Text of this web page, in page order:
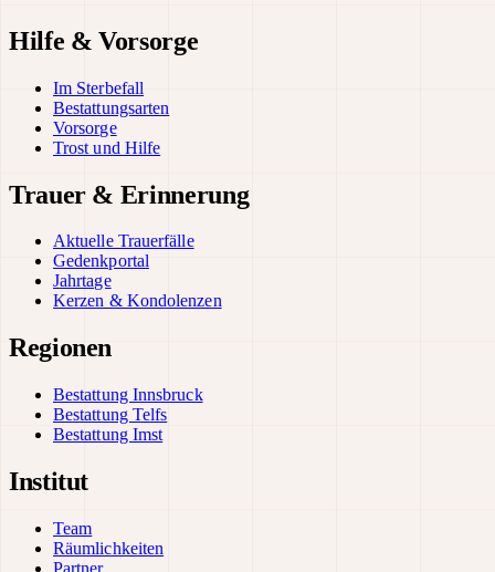
Hilfe & Vorsorge
Im Sterbefall
Bestattungsarten
Vorsorge
Trost und Hilfe
Trauer & Erinnerung
Aktuelle Trauerfälle
Gedenkportal
Jahrtage
Kerzen & Kondolenzen
Regionen
Bestattung Innsbruck
Bestattung Telfs
Bestattung Imst
Institut
Team
Räumlichkeiten
Partner